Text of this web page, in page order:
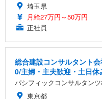
埼玉県
月給27万円～50万円
正社員
総合建設コンサルタント
0/主婦・主夫歓迎・土日休
パシフィックコンサルタン
東京都